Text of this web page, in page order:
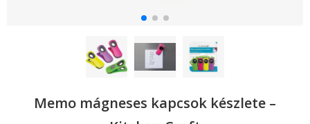
Memo mágneses kapcsok készlete –